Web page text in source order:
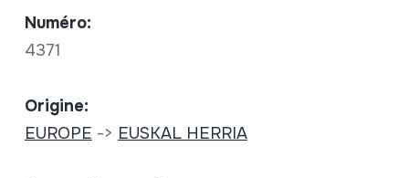
Numéro:
4371
Origine:
EUROPE -> EUSKAL HERRIA